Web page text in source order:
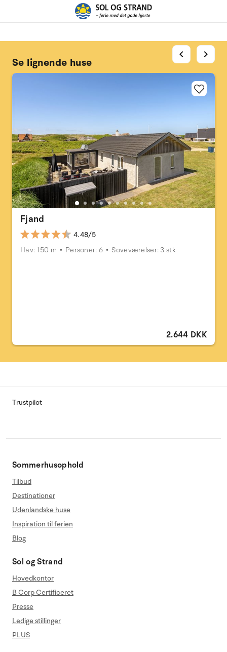
Se lignende huse
Fjand
4.48/5
Hav: 150 m
Personer: 6 Soveværelser: 3 stk
2.644 DKK
chevron_left chevron_right
Trustpilot
Sommerhusophold
Tilbud
Destinationer
Udenlandske huse
Inspiration til ferien
Blog
Sol og Strand
Hovedkontor
B Corp Certificeret
Presse
Ledige stillinger
PLUS